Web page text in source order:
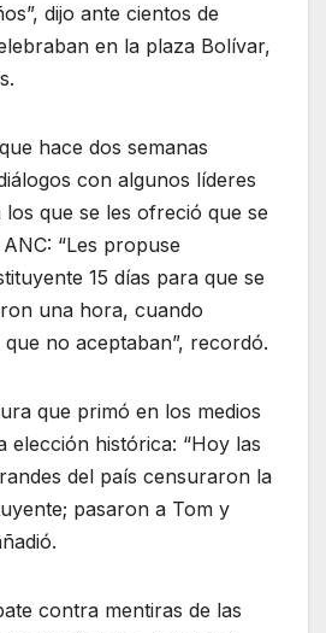
dijo ante cientos de
en la plaza Bolívar,
hace dos semanas
con algunos líderes
que se les ofreció que se
“Les propuse
15 días para que se
una hora, cuando
no aceptaban”, recordó.
que primó en los medios
elección histórica: “Hoy las
del país censuraron la
pasaron a Tom y
contra mentiras de las